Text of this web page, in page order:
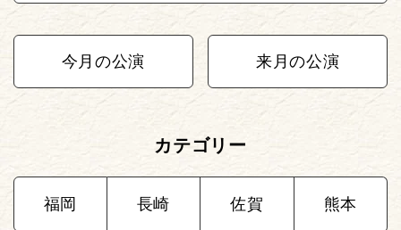
今月の公演 来月の公演
カテゴリー
福岡 長崎 佐賀 熊本